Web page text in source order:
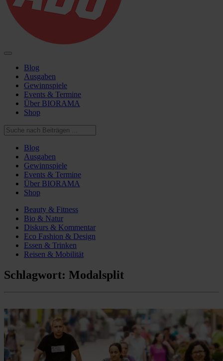
Blog
Ausgaben
Gewinnspiele
Events & Termine
Über BIORAMA
Shop
Blog
Ausgaben
Gewinnspiele
Events & Termine
Über BIORAMA
Shop
Beauty & Fitness
Bio & Natur
Diskurs & Kommentar
Eco Fashion & Design
Essen & Trinken
Reisen & Mobilität
Schlagwort: Modalsplit